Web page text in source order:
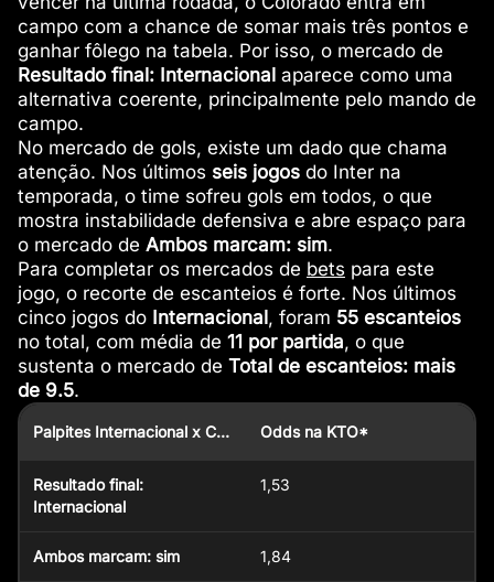
campo com a chance de somar mais três pontos e
ganhar fôlego na tabela. Por isso, o mercado de
Resultado final: Internacional aparece como uma
alternativa coerente, principalmente pelo mando de
campo.
No mercado de gols, existe um dado que chama
atenção. Nos últimos seis jogosdo Inter na
temporada, o time sofreu gols em todos, o que
mostra instabilidade defensiva e abre espaço para
o mercado de Ambos marcam: sim.
Para completar os mercados de bets para este
jogo, o recorte de escanteios é forte. Nos últimos
cinco jogos do Internacional , foram 55 escanteios
no total, com média de 11 por partida, o que
sustenta o mercado de Total de escanteios: mais
de 9.5.
Palpites Internacional x Chapecoense Odds na KTO*
Resultado final:
Internacional
1,53
Ambos marcam: sim 1,84